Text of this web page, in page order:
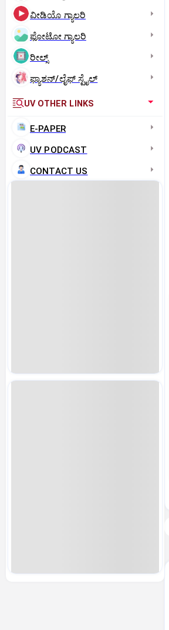
ವೀಡಿಯೊ ಗ್ಯಾಲರಿ
ಫೋಟೋ ಗ್ಯಾಲರಿ
ರೀಲ್ಸ್
ಫ್ಯಾಶನ್/ಲೈಫ್‌ ಸ್ಟೈಲ್
UV OTHER LINKS
E-PAPER
UV PODCAST
CONTACT US